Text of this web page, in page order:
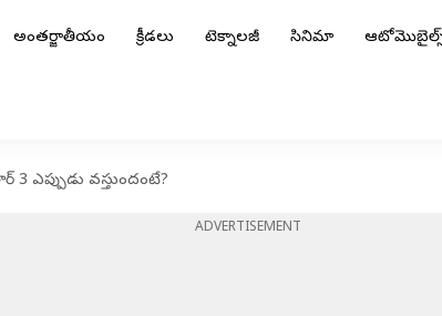
అంతర్జాతీయం క్రీడలు టెక్నాలజీ సినిమా
ఎప్పుడు వస్తుందంటే?
ADVERTISEMENT